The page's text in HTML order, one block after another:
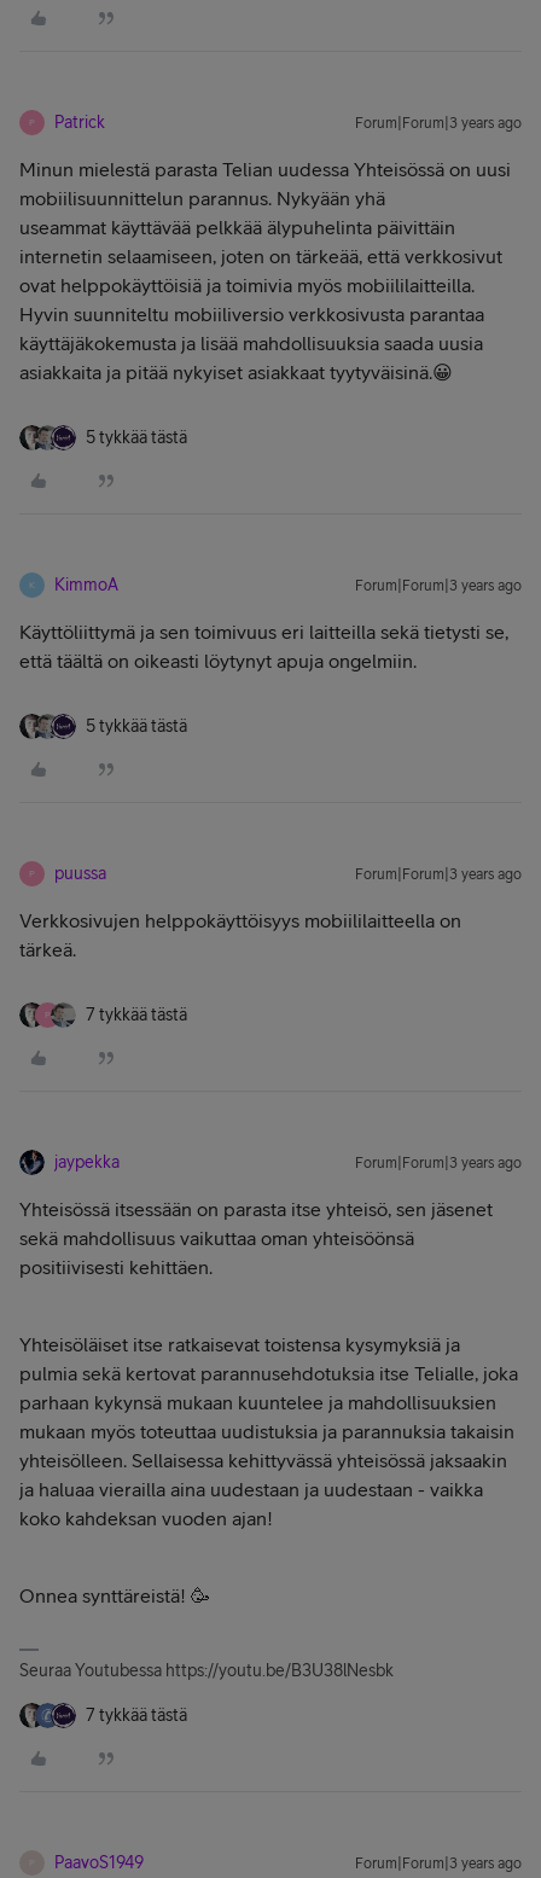
P Patrick Forum|Forum|3 years ago
Minun mielestä parasta Telian uudessa Yhteisössä on uusi
mobiilisuunnittelun parannus. Nykyään yhä
useammat käyttävää pelkkää älypuhelinta päivittäin
internetin selaamiseen, joten on tärkeää, että verkkosivut
ovat helppokäyttöisiä ja toimivia myös mobiililaitteilla.
Hyvin suunniteltu mobiiliversio verkkosivusta parantaa
käyttäjäkokemusta ja lisää mahdollisuuksia saada uusia
asiakkaita ja pitää nykyiset asiakkaat tyytyväisinä.😀
5 tykkää tästä
K KimmoA Forum|Forum|3 years ago
Käyttöliittymä ja sen toimivuus eri laitteilla sekä tietysti se,
että täältä on oikeasti löytynyt apuja ongelmiin.
5 tykkää tästä
P puussa Forum|Forum|3 years ago
Verkkosivujen helppokäyttöisyys mobiililaitteella on
tärkeä.
P 7 tykkää tästä
jaypekka Forum|Forum|3 years ago
Yhteisössä itsessään on parasta itse yhteisö, sen jäsenet
sekä mahdollisuus vaikuttaa oman yhteisöönsä
positiivisesti kehittäen.
Yhteisöläiset itse ratkaisevat toistensa kysymyksiä ja
pulmia sekä kertovat parannusehdotuksia itse Telialle, joka
parhaan kykynsä mukaan kuuntelee ja mahdollisuuksien
mukaan myös toteuttaa uudistuksia ja parannuksia takaisin
yhteisölleen. Sellaisessa kehittyvässä yhteisössä jaksaakin
ja haluaa vierailla aina uudestaan ja uudestaan - vaikka
koko kahdeksan vuoden ajan!
Onnea synttäreistä! 🥳
Seuraa Youtubessa https://youtu.be/B3U38lNesbk
7 tykkää tästä
PaavoS1949 Forum|Forum|3 years ago